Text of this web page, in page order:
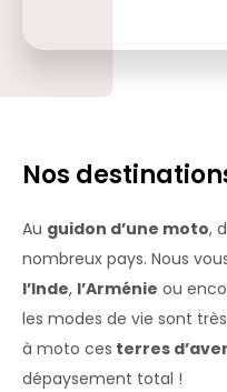
Nos
Au guidon d’une moto,
nombreux pays. Nous
l’Inde, l’Arménie ou
les modes de vie sont
à moto ces terres
dépaysement total !